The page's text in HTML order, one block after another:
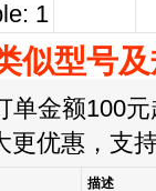
1
似型号
金额100元
更优惠，支
描述